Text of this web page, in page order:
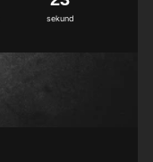
sekund
3